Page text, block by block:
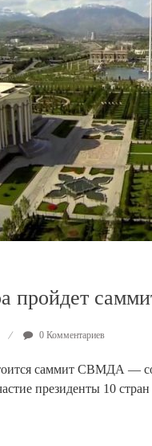
пройдет
0 Комментариев
саммит СВМДА —
президенты 10